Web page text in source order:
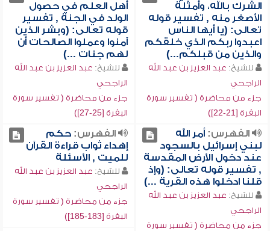
الشرك بالله، وأمثلة
الأصغر منه , تفسير قوله
تعالى: (يا أيها الناس
اعبدوا ربكم الذي خلقكم
والذين من قبلكم...)
للشيخ: عبد العزيز بن عبد الله
الراجحي
جزء من محاضرة ( تفسير سورة
البقرة [21-22])
أهل العلم في حصول
الولد في الجنة , تفسير
قوله تعالى: (وبشر الذين
آمنوا وعملوا الصالحات أن
لهم جنات ...)
للشيخ: عبد العزيز بن عبد الله
الراجحي
جزء من محاضرة ( تفسير سورة
البقرة [25-27])
الفهرس:أمر الله
لبني إسرائيل بالسجود
عند دخول الأرض المقدسة
, تفسير قوله تعالى: (وإذ
قلنا ادخلوا هذه القرية ...)
للشيخ: عبد العزيز بن عبد الله
الراجحي
جزء من محاضرة ( تفسير سورة
الفهرس:حكم
إهداء ثواب قراءة القرآن
للميت , الأسئلة
للشيخ: عبد العزيز بن عبد الله
الراجحي
جزء من محاضرة ( تفسير سورة
البقرة [183-185])